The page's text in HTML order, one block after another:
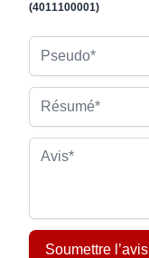
(4011100001)
Résumé
Avis
Soumettre l’avis